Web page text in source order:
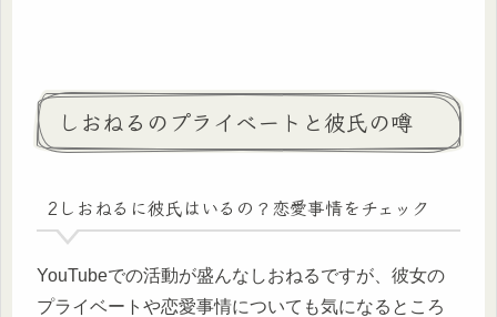
しおねるのプライベートと彼氏の噂
2しおねるに彼氏はいるの？恋愛事情をチェック
YouTubeでの活動が盛んなしおねるですが、彼女の
プライベートや恋愛事情についても気になるところ